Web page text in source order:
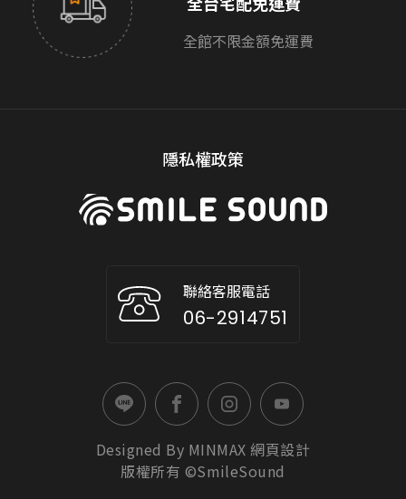
全館不限金額免運費
隱私權政策
聯絡客服電話
06-2914751
Designed By MINMAX 網頁設計
版權所有 ©SmileSound